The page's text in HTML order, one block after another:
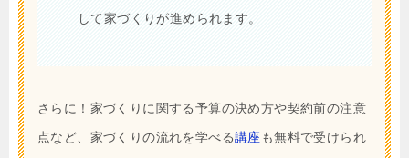
して家づくりが進められます。
さらに！家づくりに関する予算の決め方や契約前の注意
点など、家づくりの流れを学べる講座 も無料で受けられ